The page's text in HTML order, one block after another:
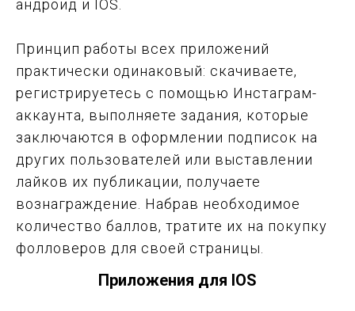
андроид и IOS.
Принцип работы всех приложений
практически одинаковый: скачиваете,
регистрируетесь с помощью Инстаграм-
аккаунта, выполняете задания, которые
заключаются в оформлении подписок на
других пользователей или выставлении
лайков их публикации, получаете
вознаграждение. Набрав необходимое
количество баллов, тратите их на покупку
фолловеров для своей страницы.
Приложения для IOS